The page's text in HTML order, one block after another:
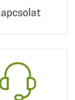
+36 29 340 010
Online